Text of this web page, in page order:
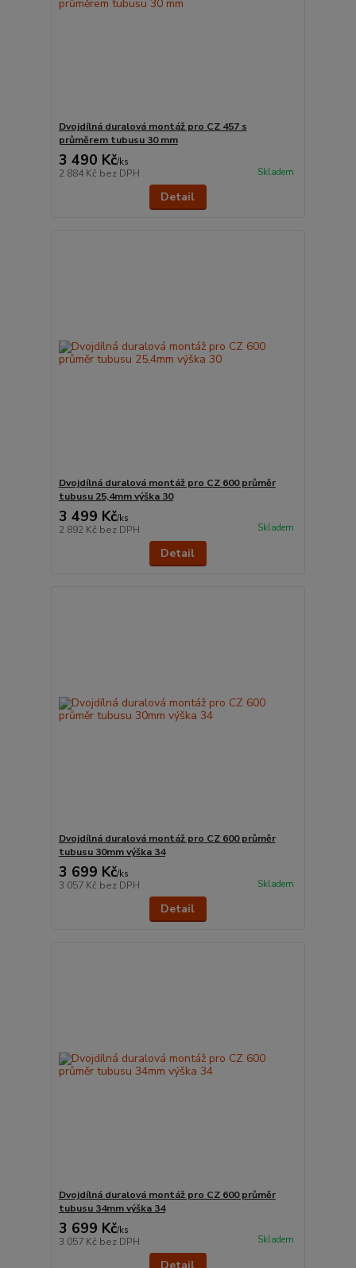
Dvojdílná duralová montáž pro CZ 457 s
průměrem tubusu 30 mm
3 490 Kč/ks
2 884 Kč bez DPH Skladem
Detail
Dvojdílná duralová montáž pro CZ 600 průměr
tubusu 25,4mm výška 30
3 499 Kč/ks
2 892 Kč bez DPH Skladem
Detail
Dvojdílná duralová montáž pro CZ 600 průměr
tubusu 30mm výška 34
3 699 Kč/ks
3 057 Kč bez DPH Skladem
Detail
Dvojdílná duralová montáž pro CZ 600 průměr
tubusu 34mm výška 34
3 699 Kč/ks
3 057 Kč bez DPH Skladem